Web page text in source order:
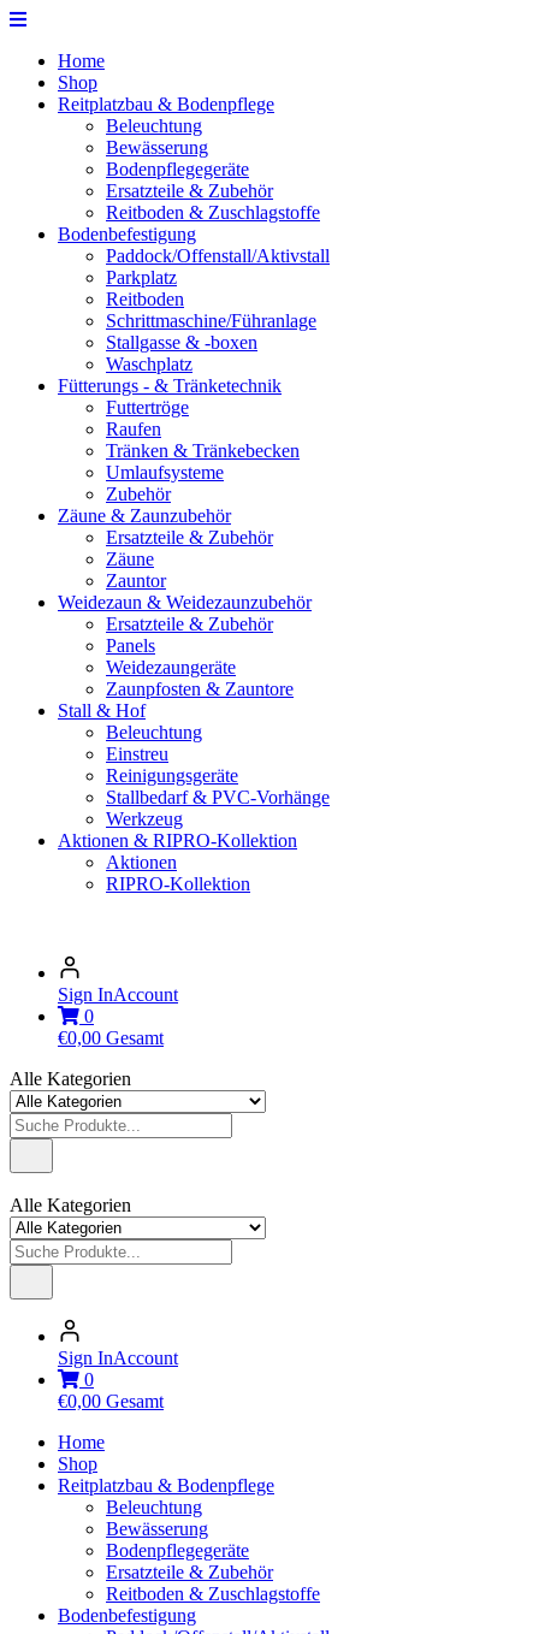
Home
Shop
Reitplatzbau & Bodenpflege
Beleuchtung
Bewässerung
Bodenpflegegeräte
Ersatzteile & Zubehör
Reitboden & Zuschlagstoffe
Bodenbefestigung
Paddock/Offenstall/Aktivstall
Parkplatz
Reitboden
Schrittmaschine/Führanlage
Stallgasse & -boxen
Waschplatz
Fütterungs - & Tränketechnik
Futtertröge
Raufen
Tränken & Tränkebecken
Umlaufsysteme
Zubehör
Zäune & Zaunzubehör
Ersatzteile & Zubehör
Zäune
Zauntor
Weidezaun & Weidezaunzubehör
Ersatzteile & Zubehör
Panels
Weidezaungeräte
Zaunpfosten & Zauntore
Stall & Hof
Beleuchtung
Einstreu
Reinigungsgeräte
Stallbedarf & PVC-Vorhänge
Werkzeug
Aktionen & RIPRO-Kollektion
Aktionen
RIPRO-Kollektion
Sign InAccount
0
€0,00 Gesamt
Alle Kategorien
Alle Kategorien
Sign InAccount
0
€0,00 Gesamt
Home
Shop
Reitplatzbau & Bodenpflege
Beleuchtung
Bewässerung
Bodenpflegegeräte
Ersatzteile & Zubehör
Reitboden & Zuschlagstoffe
Bodenbefestigung